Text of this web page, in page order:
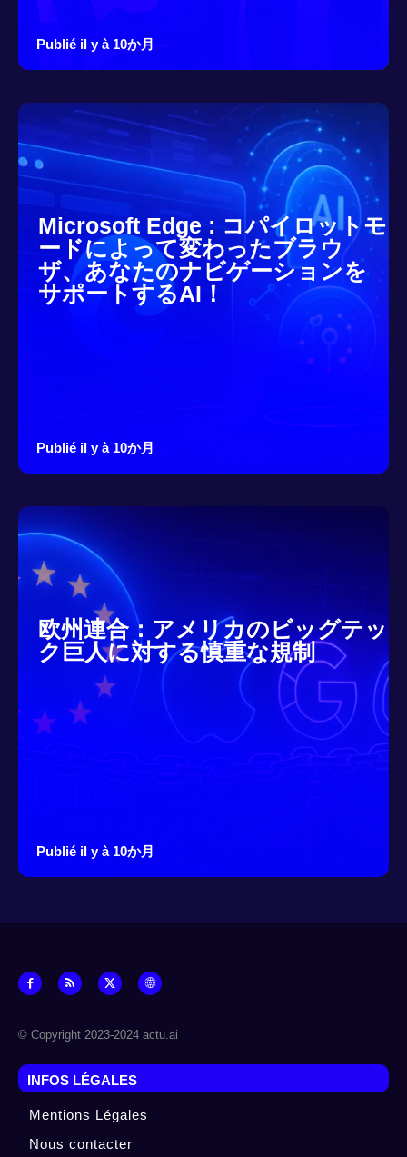
Publié il y à 10か月
Microsoft Edge : コパイロットモ
ードによって変わったブラウ
ザ、あなたのナビゲーションを
サポートするAI！
Publié il y à 10か月
欧州連合：アメリカのビッグテッ
ク巨人に対する慎重な規制
Publié il y à 10か月
© Copyright 2023-2024 actu.ai
INFOS LÉGALES
Mentions Légales
Nous contacter